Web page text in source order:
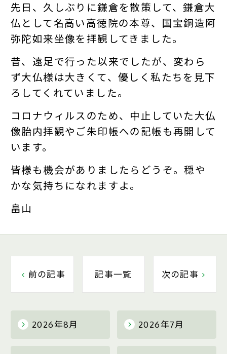
2026年8月 2026年7月
先日、久しぶりに鎌倉を散策して、鎌倉大
仏として名高い高徳院の本尊、国宝銅造阿
弥陀如来坐像を拝観してきました。
昔、遠足で行った以来でしたが、変わら
ず大仏様は大きくて、優しく私たちを見下
ろしてくれていました。
コロナウィルスのため、中止していた大仏
像胎内拝観やご朱印帳への記帳も再開して
います。
皆様も機会がありましたらどうぞ。穏や
かな気持ちになれますよ。
畠山
前の記事 記事一覧 次の記事